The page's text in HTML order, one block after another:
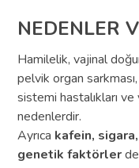
NEDENLER
Hamilelik, vajinal
pelvik organ
sistemi hastalıkları
nedenlerdir.
Ayrıca kafein,
genetik faktörler